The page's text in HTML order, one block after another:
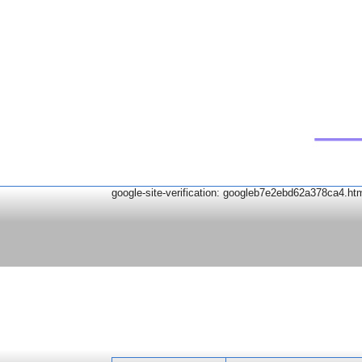
google-site-verification: